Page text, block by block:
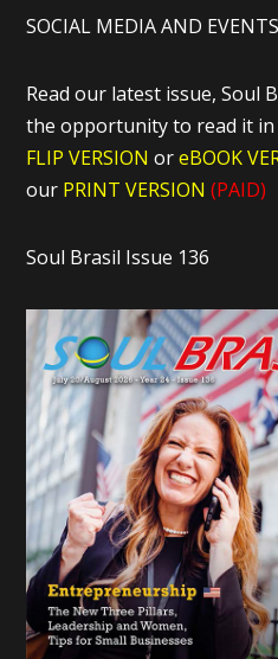
SOCIAL MEDIA AND EVENTS
Read our latest issue, Soul
the opportunity to read it
FLIP VERSION oreBOOK
our PRINT VERSION (PAID)
Soul Brasil Issue 136